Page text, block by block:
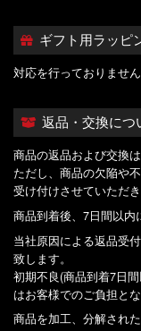
ギフト用ラッピ
対応を行っておりません
返品・交換につ
商品の返品および交換
ただし、商品の欠陥や
受け付けさせていただき
商品到着後、7日間以内
当社原因による返品受
致します。
初期不良(商品到着7日
はお客様でのご負担とな
商品を加工、分解され